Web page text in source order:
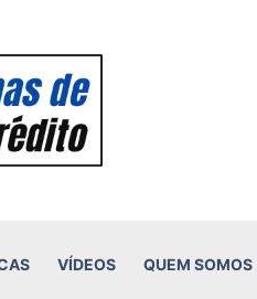
VÍDEOS QUEM SOMOS